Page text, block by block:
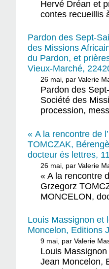
Hervé Dréan et
contes recueillis
Pardon des Sept-
des Missions
du Pardon, et
Vieux-Marché,
26 mai, par Valerie
Pardon des
Société des
procession,
« A la rencontre de
TOMCZAK,
docteur ès lettres,
26 mai, par Valerie
« A la rencontre
Grzegorz
MONCELON,
Louis Massignon et
Moncelon, Editions
9 mai, par Valerie
Louis
Jean Moncelon,